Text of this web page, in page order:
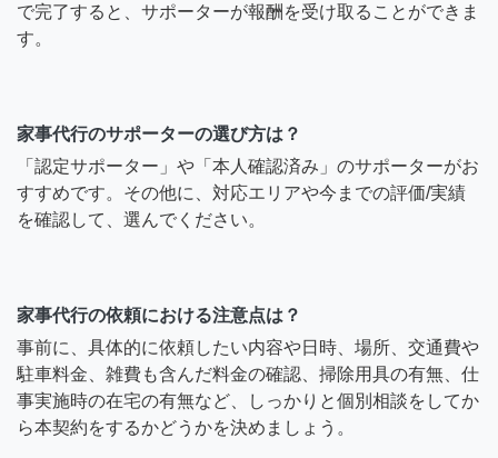
で完了すると、サポーターが報酬を受け取ることができま
す。
家事代行のサポーターの選び方は？
「認定サポーター」や「本人確認済み」のサポーターがお
すすめです。その他に、対応エリアや今までの評価/実績
を確認して、選んでください。
家事代行の依頼における注意点は？
事前に、具体的に依頼したい内容や日時、場所、交通費や
駐車料金、雑費も含んだ料金の確認、掃除用具の有無、仕
事実施時の在宅の有無など、しっかりと個別相談をしてか
ら本契約をするかどうかを決めましょう。